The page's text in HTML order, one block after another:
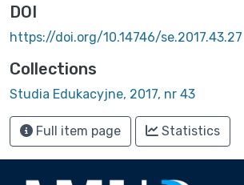
DOI
https://doi.org/10.14746/se.2017.43.27
Collections
Studia Edukacyjne, 2017, nr 43
Full item page Statistics